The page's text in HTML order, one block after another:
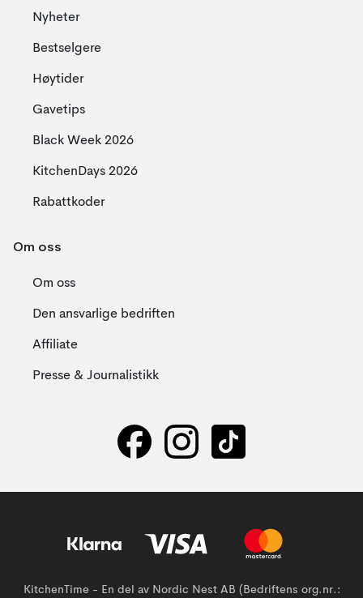
Nyheter
Bestselgere
Høytider
Gavetips
Black Week 2026
KitchenDays 2026
Rabattkoder
Om oss
Om oss
Den ansvarlige bedriften
Affiliate
Presse & Journalistikk
KitchenTime - En del av Nordic Nest AB (Bedriftens org.nr.: